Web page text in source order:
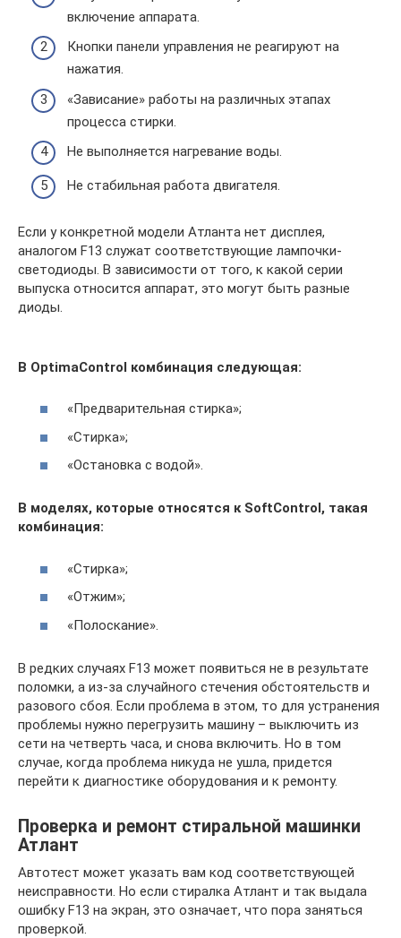
включение аппарата.
Кнопки панели управления не реагируют на
нажатия.
«Зависание» работы на различных этапах
процесса стирки.
Не выполняется нагревание воды.
Не стабильная работа двигателя.
Если у конкретной модели Атланта нет дисплея,
аналогом F13 служат соответствующие лампочки-
светодиоды. В зависимости от того, к какой серии
выпуска относится аппарат, это могут быть разные
диоды.
В OptimaControl комбинация следующая:
«Предварительная стирка»;
«Стирка»;
«Остановка с водой».
В моделях, которые относятся к SoftControl, такая
комбинация:
«Стирка»;
«Отжим»;
«Полоскание».
В редких случаях F13 может появиться не в результате
поломки, а из-за случайного стечения обстоятельств и
разового сбоя. Если проблема в этом, то для устранения
проблемы нужно перегрузить машину – выключить из
сети на четверть часа, и снова включить. Но в том
случае, когда проблема никуда не ушла, придется
перейти к диагностике оборудования и к ремонту.
Проверка и ремонт стиральной машинки
Атлант
Автотест может указать вам код соответствующей
неисправности. Но если стиралка Атлант и так выдала
ошибку F13 на экран, это означает, что пора заняться
проверкой.